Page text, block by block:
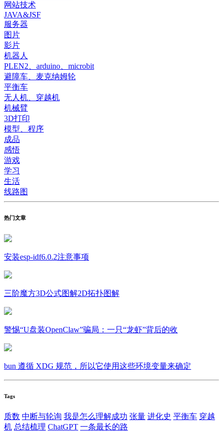
网站技术
JAVA&JSF
服务器
图片
影片
机器人
PLEN2、arduino、microbit
避障车、麦克纳姆轮
平衡车
无人机、穿越机
机械臂
3D打印
模型、程序
成品
感悟
游戏
学习
生活
线路图
热门文章
安装esp-idf6.0.2注意事项
三阶魔方3D公式图解2D拓扑图解
警惕“U盘装OpenClaw”骗局：一只“龙虾”背后的收
bun 遵循 XDG 规范，所以它使用这些环境变量来确定
Tags
质数 中断与轮询 我是怎么理解成功 张量 进化史 平衡车 穿越
机 总结梳理 ChatGPT 一条最长的路